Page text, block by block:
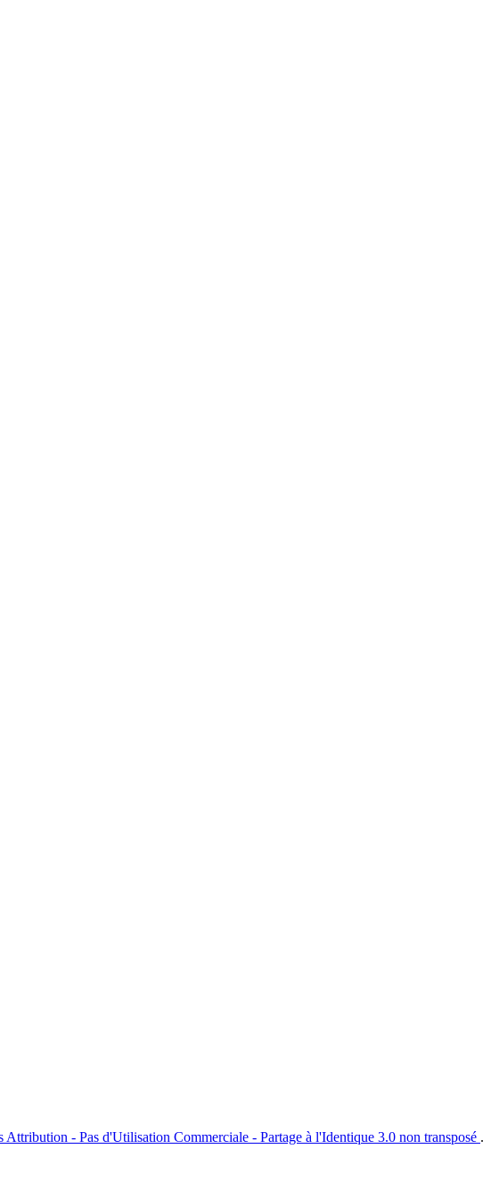
Attribution - Pas d'Utilisation Commerciale - Partage à l'Identique 3.0 non transposé .